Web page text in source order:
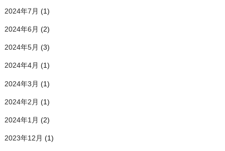
2024年7月 (1)
2024年6月 (2)
2024年5月 (3)
2024年4月 (1)
2024年3月 (1)
2024年2月 (1)
2024年1月 (2)
2023年12月 (1)